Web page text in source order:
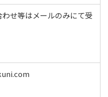
せ等はメールのみにて受